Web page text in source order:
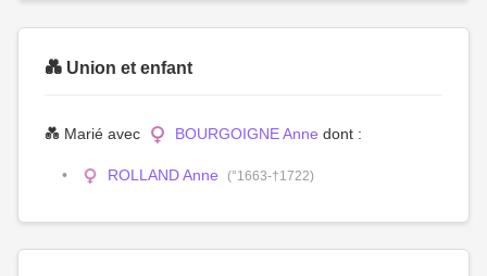
💑 Union et enfant
💑 Marié avec BOURGOIGNE Anne dont :
ROLLAND Anne (°1663-†1722)